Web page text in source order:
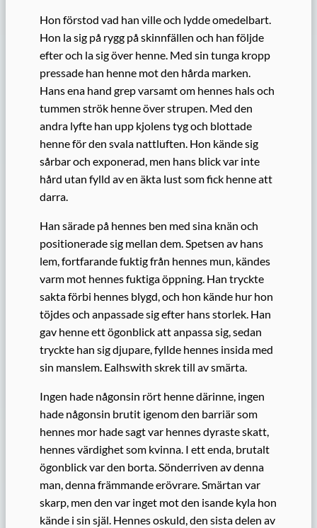
Hon förstod vad han ville och lydde omedelbart.
Hon la sig på rygg på skinnfällen och han följde
efter och la sig över henne. Med sin tunga kropp
pressade han henne mot den hårda marken.
Hans ena hand grep varsamt om hennes hals och
tummen strök henne över strupen. Med den
andra lyfte han upp kjolens tyg och blottade
henne för den svala nattluften. Hon kände sig
sårbar och exponerad, men hans blick var inte
hård utan fylld av en äkta lust som fick henne att
darra.
Han särade på hennes ben med sina knän och
positionerade sig mellan dem. Spetsen av hans
lem, fortfarande fuktig från hennes mun, kändes
varm mot hennes fuktiga öppning. Han tryckte
sakta förbi hennes blygd, och hon kände hur hon
töjdes och anpassade sig efter hans storlek. Han
gav henne ett ögonblick att anpassa sig, sedan
tryckte han sig djupare, fyllde hennes insida med
sin manslem. Ealhswith skrek till av smärta.
Ingen hade någonsin rört henne därinne, ingen
hade någonsin brutit igenom den barriär som
hennes mor hade sagt var hennes dyraste skatt,
hennes värdighet som kvinna. I ett enda, brutalt
ögonblick var den borta. Sönderriven av denna
man, denna främmande erövrare. Smärtan var
skarp, men den var inget mot den isande kyla hon
kände i sin själ. Hennes oskuld, den sista delen av